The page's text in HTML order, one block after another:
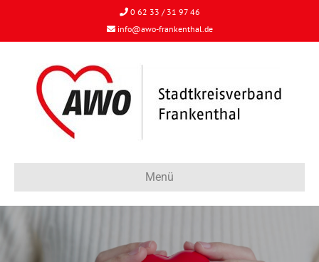
0 62 33 / 31 97 46
info@awo-frankenthal.de
Menü